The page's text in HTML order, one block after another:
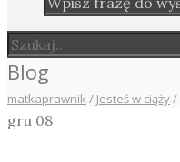
Blog
matkaprawnik / Jesteś w ciąży/
gru 08